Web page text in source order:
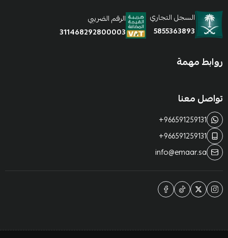
السجل التجاري
5855363893
الرقم الضريبي
311468292800003
روابط مهمة
تواصل معنا
+966591259131
+966591259131
info@emaar.sa